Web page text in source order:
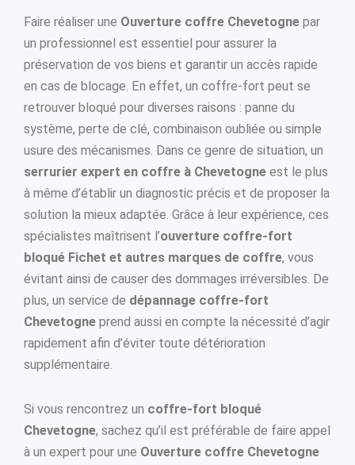
Faire réaliser une Ouverture coffre Chevetogne par
un professionnel est essentiel pour assurer la
préservation de vos biens et garantir un accès rapide
en cas de blocage. En effet, un coffre-fort peut se
retrouver bloqué pour diverses raisons : panne du
système, perte de clé, combinaison oubliée ou simple
usure des mécanismes. Dans ce genre de situation, un
serrurier expert en coffre à Chevetogne est le plus
à même d’établir un diagnostic précis et de proposer la
solution la mieux adaptée. Grâce à leur expérience, ces
spécialistes maîtrisent l’ouverture coffre-fort
bloqué Fichet et autres marques de coffre, vous
évitant ainsi de causer des dommages irréversibles. De
plus, un service de dépannage coffre-fort
Chevetogne prend aussi en compte la nécessité d’agir
rapidement afin d’éviter toute détérioration
supplémentaire.
Si vous rencontrez un coffre-fort bloqué
Chevetogne, sachez qu’il est préférable de faire appel
à un expert pour une Ouverture coffre Chevetogne